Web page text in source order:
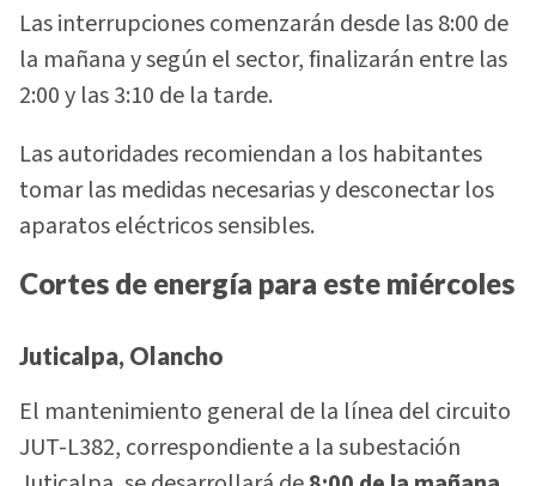
Las interrupciones comenzarán desde las 8:00 de
la mañana y según el sector, finalizarán entre las
2:00 y las 3:10 de la tarde.
Las autoridades recomiendan a los habitantes
tomar las medidas necesarias y desconectar los
aparatos eléctricos sensibles.
Cortes de energía para este miércoles
Juticalpa, Olancho
El mantenimiento general de la línea del circuito
JUT-L382, correspondiente a la subestación